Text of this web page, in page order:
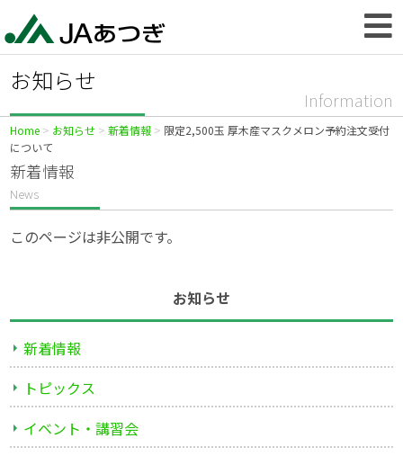
お知らせ
Information
Home お知らせ 新着情報
限定2,500玉 厚木産マスクメロン予約注文受付
について
新着情報
News
このページは非公開です。
お知らせ
新着情報
トピックス
イベント・講習会